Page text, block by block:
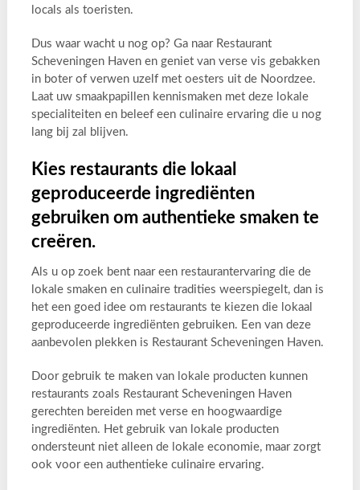
locals als toeristen.
Dus waar wacht u nog op? Ga naar Restaurant
Scheveningen Haven en geniet van verse vis gebakken
in boter of verwen uzelf met oesters uit de Noordzee.
Laat uw smaakpapillen kennismaken met deze lokale
specialiteiten en beleef een culinaire ervaring die u nog
lang bij zal blijven.
Kies restaurants die lokaal
geproduceerde ingrediënten
gebruiken om authentieke smaken te
creëren.
Als u op zoek bent naar een restaurantervaring die de
lokale smaken en culinaire tradities weerspiegelt, dan is
het een goed idee om restaurants te kiezen die lokaal
geproduceerde ingrediënten gebruiken. Een van deze
aanbevolen plekken is Restaurant Scheveningen Haven.
Door gebruik te maken van lokale producten kunnen
restaurants zoals Restaurant Scheveningen Haven
gerechten bereiden met verse en hoogwaardige
ingrediënten. Het gebruik van lokale producten
ondersteunt niet alleen de lokale economie, maar zorgt
ook voor een authentieke culinaire ervaring.